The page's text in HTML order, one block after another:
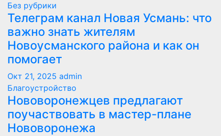
Без рубрики
Телеграм канал Новая Усмань: что
важно знать жителям
Новоусманского района и как он
помогает
Окт 21, 2025 admin
Благоустройство
Нововоронежцев предлагают
поучаствовать в мастер-плане
Нововоронежа